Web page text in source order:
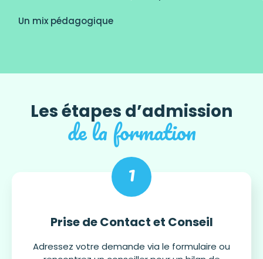
Un mix pédagogique
Les étapes d’admission
de la formation
1
Prise de Contact et Conseil
Adressez votre demande via le formulaire ou